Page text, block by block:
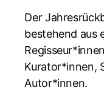
Der
bestehend aus
Kurator*innen,
Autor*innen.